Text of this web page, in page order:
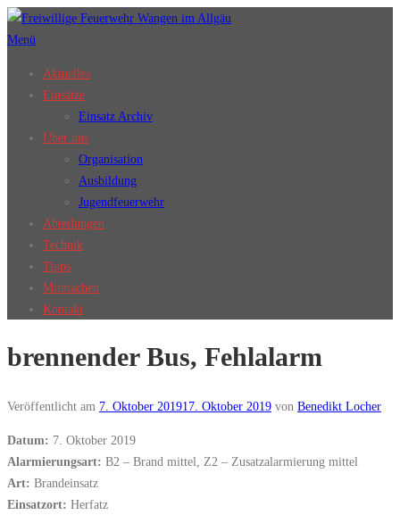
Zum
Inhalt
Menü
Aktuelles
Einsätze
Einsatz Archiv
Über uns
Organisation
Ausbildung
Jugendfeuerwehr
Abteilungen
Technik
Tipps
Mitmachen
Kontakt
brennender Bus, Fehlalarm
Veröffentlicht am 7. Oktober 201917. Oktober 2019 von Benedikt Locher
Datum: 7. Oktober 2019
Alarmierungsart: B2 – Brand mittel, Z2 – Zusatzalarmierung mittel
Art: Brandeinsatz
Einsatzort: Herfatz